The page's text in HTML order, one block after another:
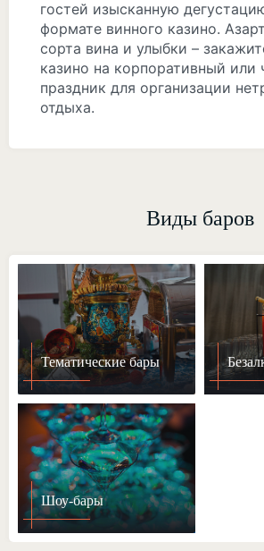
гостей изысканную
формате винного казино.
сорта вина и улыбки –
казино на корпоративный или
праздник для организации
отдыха.
Виды баров
Тематические бары
Шоу-бары